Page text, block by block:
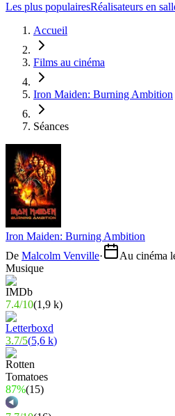
Les plus populairesRéalisateurs en
Accueil
Films au cinéma
Iron Maiden: Burning Ambition
Séances
Iron Maiden: Burning Ambition
De Malcolm Venville· Au cinéma
Musique
7.4/10(1,9 k)
3.7/5(5,6 k)
87%(15)